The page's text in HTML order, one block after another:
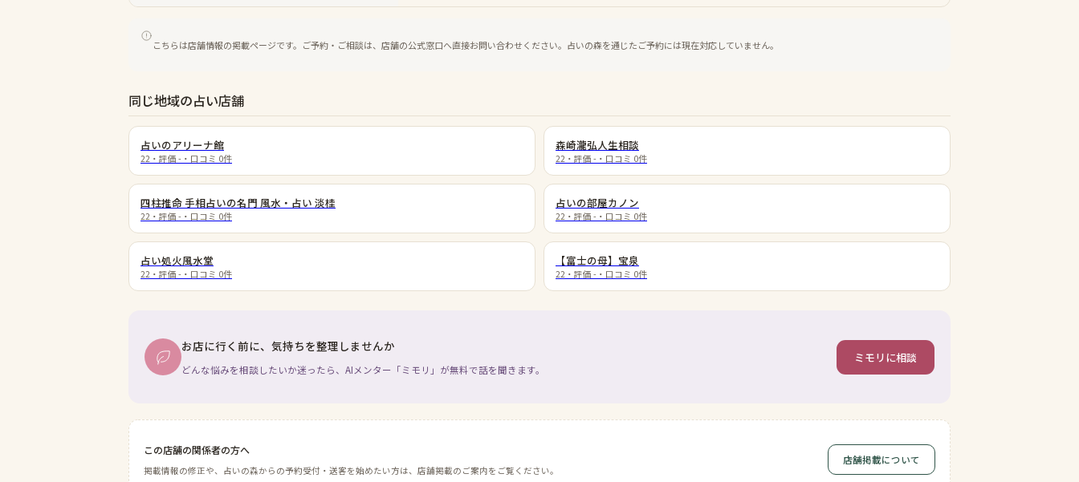
こちらは店舗情報の掲載ページです。ご予約・ご相談は、店舗の公式窓口へ直接お問い合わせください。占いの森を通じたご予約には現在対応していません。
同じ地域の占い店舗
占いのアリーナ館
22 ・評価 - ・口コミ 0件
森崎瀧弘人生相談
22 ・評価 - ・口コミ 0件
四柱推命 手相占いの名門 風水・占い 淡桂
22 ・評価 - ・口コミ 0件
占いの部屋カノン
22 ・評価 - ・口コミ 0件
占い処火風水堂
22 ・評価 - ・口コミ 0件
【富士の母】宝泉
22 ・評価 - ・口コミ 0件
お店に行く前に、気持ちを整理しませんか
どんな悩みを相談したいか迷ったら、AIメンター「ミモリ」が無料で話を聞きます。
ミモリに相談
この店舗の関係者の方へ
掲載情報の修正や、占いの森からの予約受付・送客を始めたい方は、店舗掲載のご案内をご覧ください。
店舗掲載について